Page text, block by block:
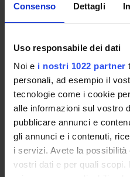
Consenso Dettagli
Uso responsabile dei dati
Noi e i nostri 1022 partner
personali, ad esempio il
tecnologie come i cookie
alle informazioni sul vostro
pubblicare annunci e
gli annunci e i contenuti,
i servizi. Avete la
vostri dati e per quali scopi.
IUS/01 - PRIVATE LAW
2° semestre LM68 Rovereto
ROVERETO
Lessons timetable
Seminars 0